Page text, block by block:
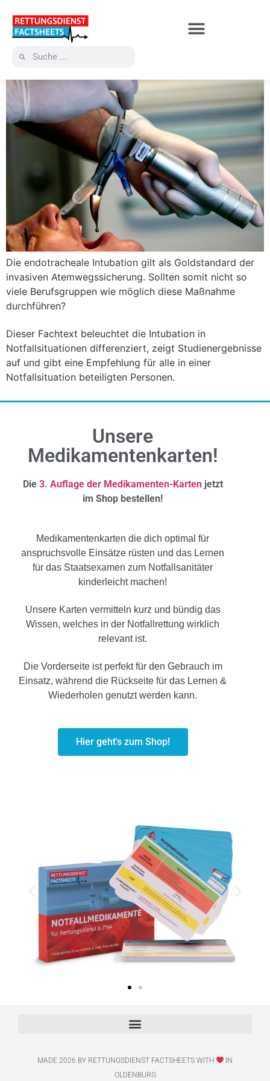
Die endotracheale Intubation gilt als Goldstandard der
invasiven Atemwegssicherung. Sollten somit nicht so
viele Berufsgruppen wie möglich diese Maßnahme
durchführen?
Dieser Fachtext beleuchtet die Intubation in
Notfallsituationen differenziert, zeigt Studienergebnisse
auf und gibt eine Empfehlung für alle in einer
Notfallsituation beteiligten Personen.
Unsere
Medikamentenkarten!
Die 3. Auflage der Medikamenten-Kartenjetzt
im Shop bestellen!
Medikamentenkarten die dich optimal für
anspruchsvolle Einsätze rüsten und das Lernen
für das Staatsexamen zum Notfallsanitäter
kinderleicht machen!
Unsere Karten vermitteln kurz und bündig das
Wissen, welches in der Notfallrettung wirklich
relevant ist.
Die Vorderseite ist perfekt für den Gebrauch im
Einsatz, während die Rückseite für das Lernen &
Wiederholen genutzt werden kann.
Hier geht's zum Shop!
MADE 2026 BY RETTUNGSDIENST FACTSHEETS WITH
IN
OLDENBURG